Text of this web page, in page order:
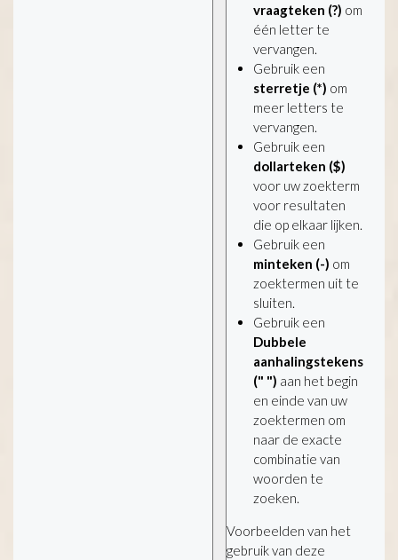
vraagteken (?) om
één letter te
vervangen.
Gebruik een
sterretje (*) om
meer letters te
vervangen.
Gebruik een
dollarteken ($)
voor uw zoekterm
voor resultaten
die op elkaar lijken.
Gebruik een
minteken (-) om
zoektermen uit te
sluiten.
Gebruik een
Dubbele
aanhalingstekens
(" ") aan het begin
en einde van uw
zoektermen om
naar de exacte
combinatie van
woorden te
zoeken.
Voorbeelden van het
gebruik van deze